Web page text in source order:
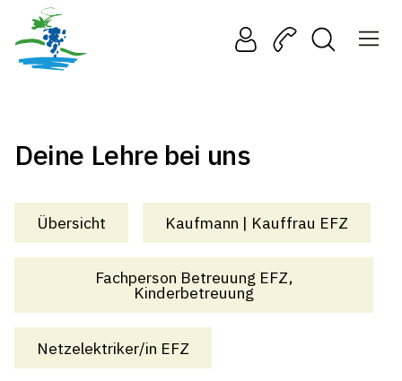
Deine Lehre bei uns
Übersicht Kaufmann | Kauffrau EFZ
Fachperson Betreuung EFZ,
Kinderbetreuung
Netzelektriker/in EFZ